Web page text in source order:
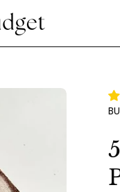
Bild-
Lightbox